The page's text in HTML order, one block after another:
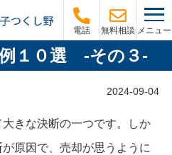
電話 無料相談 メニュー
１０選 -その３-
2024-09-04
きな決断の一つです。しか
原因で、売却が思うように